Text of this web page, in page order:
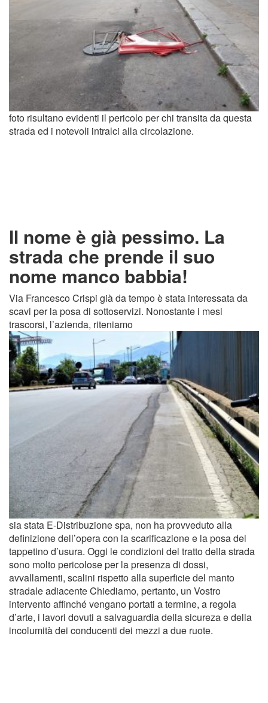
foto risultano evidenti il pericolo per chi transita da questa
strada ed i notevoli intralci alla circolazione.
Il nome è già pessimo. La
strada che prende il suo
nome manco babbia!
Via Francesco Crispi già da tempo è stata interessata da
scavi per la posa di sottoservizi. Nonostante i mesi
trascorsi, l’azienda, riteniamo
sia stata E-Distribuzione spa, non ha provveduto alla
definizione dell’opera con la scarificazione e la posa del
tappetino d’usura. Oggi le condizioni del tratto della strada
sono molto pericolose per la presenza di dossi,
avvallamenti, scalini rispetto alla superficie del manto
stradale adiacente Chiediamo, pertanto, un Vostro
intervento affinché vengano portati a termine, a regola
d’arte, i lavori dovuti a salvaguardia della sicureza e della
incolumità dei conducenti dei mezzi a due ruote.